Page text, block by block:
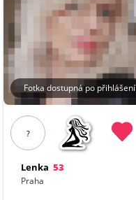
Fotka dostupná po přihlášení
?
Lenka 53
Praha